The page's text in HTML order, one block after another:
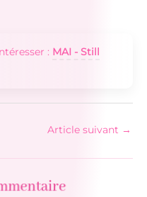
: MAI - Still
Article suivant →